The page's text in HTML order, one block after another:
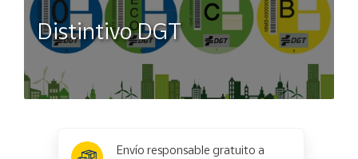
Distintivo DGT
Envío responsable gratuito a